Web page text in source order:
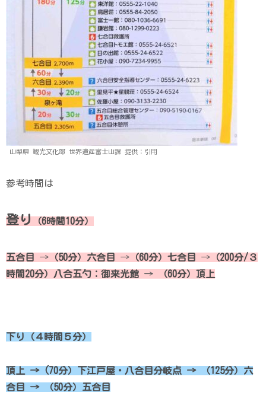
山梨県 観光文化部 世界遺産富士山課 提供：引用
参考時間は
登り （6時間10分）
五合目 → （50分）六合目 → （60分）七合目 → （200分/３
時間20分）八合五勺：御来光館 → （60分）頂上
下り（４時間５分）
頂上 → (70分）下江戸屋・八合目分岐点 → （125分）六
合目 → （50分）五合目